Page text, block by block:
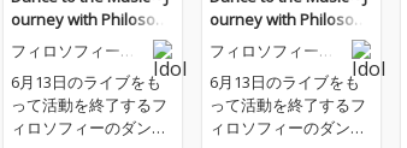
ourney with Philosoph
y no Dance～
フィロソフィーの
6月13日のライブをも
って活動を終了するフ
ィロソフィーのダンス
ourney with Philosoph
y no Dance～
フィロソフィーの
6月13日のライブをも
って活動を終了するフ
ィロソフィーのダンス